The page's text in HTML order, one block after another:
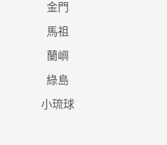
金門
馬祖
蘭嶼
綠島
小琉球